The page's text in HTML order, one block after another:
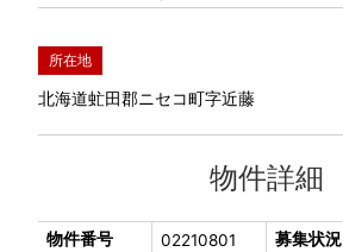
所在地
北海道虻田郡ニセコ町字近藤
物件詳細
物件番号 02210801 募集状況